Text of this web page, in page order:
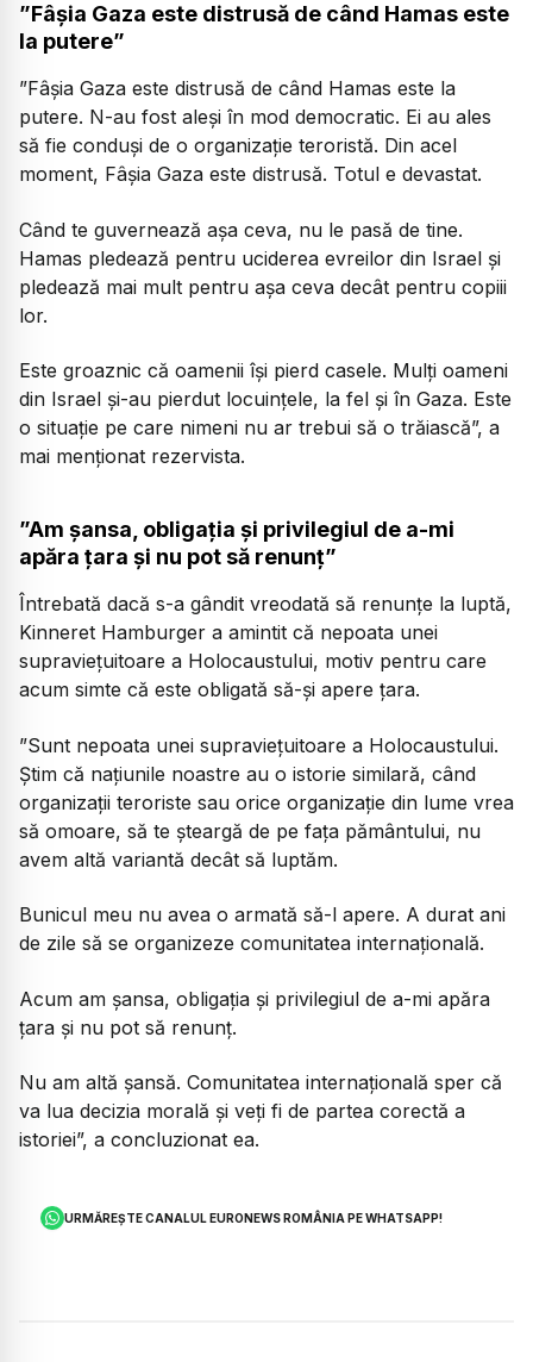
”Fâșia Gaza este distrusă de când Hamas este
la putere”
”Fâșia Gaza este distrusă de când Hamas este la
putere. N-au fost aleși în mod democratic. Ei au ales
să fie conduși de o organizație teroristă. Din acel
moment, Fâșia Gaza este distrusă. Totul e devastat.
Când te guvernează așa ceva, nu le pasă de tine.
Hamas pledează pentru uciderea evreilor din Israel și
pledează mai mult pentru așa ceva decât pentru copiii
lor.
Este groaznic că oamenii își pierd casele. Mulți oameni
din Israel și-au pierdut locuințele, la fel și în Gaza. Este
o situație pe care nimeni nu ar trebui să o trăiască”, a
mai menționat rezervista.
”Am șansa, obligația și privilegiul de a-mi
apăra țara și nu pot să renunț”
Întrebată dacă s-a gândit vreodată să renunțe la luptă,
Kinneret Hamburger a amintit că nepoata unei
supraviețuitoare a Holocaustului, motiv pentru care
acum simte că este obligată să-și apere țara.
”Sunt nepoata unei supraviețuitoare a Holocaustului.
Știm că națiunile noastre au o istorie similară, când
organizații teroriste sau orice organizație din lume vrea
să omoare, să te șteargă de pe fața pământului, nu
avem altă variantă decât să luptăm.
Bunicul meu nu avea o armată să-l apere. A durat ani
de zile să se organizeze comunitatea internațională.
Acum am șansa, obligația și privilegiul de a-mi apăra
țara și nu pot să renunț.
Nu am altă șansă. Comunitatea internațională sper că
va lua decizia morală și veți fi de partea corectă a
istoriei”, a concluzionat ea.
URMĂREȘTE CANALUL EURONEWS ROMÂNIA PE WHATSAPP!